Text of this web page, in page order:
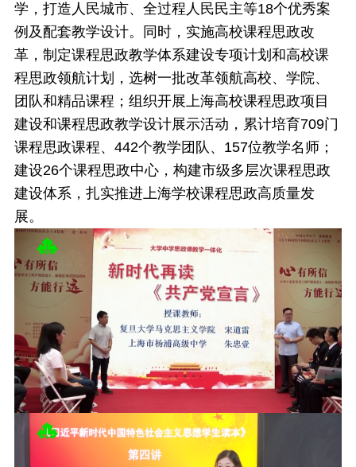
学，打造人民城市、全过程人民民主等18个优秀案
例及配套教学设计。同时，实施高校课程思政改
革，制定课程思政教学体系建设专项计划和高校课
程思政领航计划，选树一批改革领航高校、学院、
团队和精品课程；组织开展上海高校课程思政项目
建设和课程思政教学设计展示活动，累计培育709门
课程思政课程、442个教学团队、157位教学名师；
建设26个课程思政中心，构建市级多层次课程思政
建设体系，扎实推进上海学校课程思政高质量发
展。